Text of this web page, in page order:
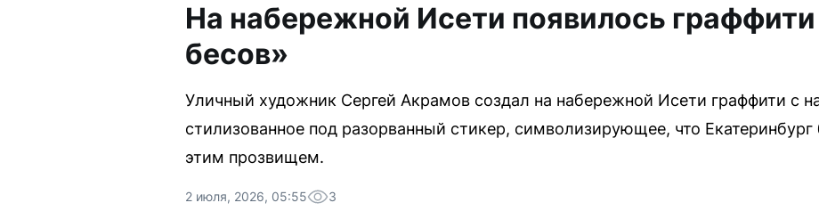
На набережной Исети появилось
бесов»
Уличный художник Сергей Акрамов создал на набережной Исети граффити с
стилизованное под разорванный стикер, символизирующее, что
этим прозвищем.
2 июля, 2026, 05:55 3